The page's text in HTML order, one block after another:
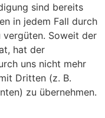
sind bereits
in jedem Fall durch
Soweit der
hat der
uns nicht mehr
Dritten (z. B.
zu übernehmen.